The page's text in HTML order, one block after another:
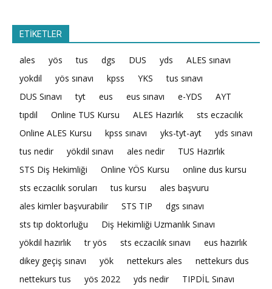
ETİKETLER
ales yös tus dgs DUS yds
ALES sınavı
yokdil
yös sınavı kpss YKS
tus sınavı
DUS Sınavı
tyt eus eus sınavı e-YDS
AYT
tıpdil
Online TUS Kursu ALES Hazırlık
sts eczacılık
Online ALES Kursu
kpss sınavı yks-tyt-ayt
yds sınavı
tus nedir
yökdil sınavı ales nedir
TUS Hazırlık
STS Diş Hekimliği
Online YÖS Kursu
online dus kursu
sts eczacılık soruları
tus kursu
ales başvuru
ales kimler başvurabilir
STS TIP
dgs sınavı
sts tıp doktorluğu
Diş Hekimliği Uzmanlık Sınavı
yökdil hazırlık
tr yös sts eczacılık sınavı
eus hazırlık
dikey geçiş sınavı
yök nettekurs ales
nettekurs dus
nettekurs tus
yös 2022 yds nedir
TIPDİL Sınavı